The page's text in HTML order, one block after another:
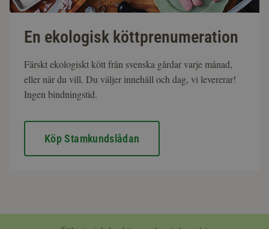
En ekologisk köttprenumeration
Färskt ekologiskt kött från svenska gårdar varje månad,
eller när du vill. Du väljer innehåll och dag, vi levererar!
Ingen bindningstid.
Köp Stamkundslådan